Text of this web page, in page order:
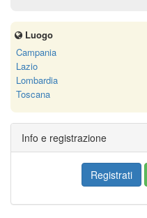
Luogo
Campania
Lazio
Lombardia
Toscana
Info e registrazione
Registrati